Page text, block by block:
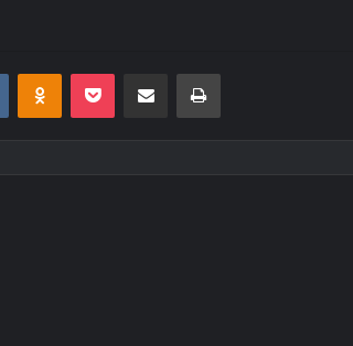
VKontakteOdnoklassniki
Pocket E-Posta ile paylaş Yazdır